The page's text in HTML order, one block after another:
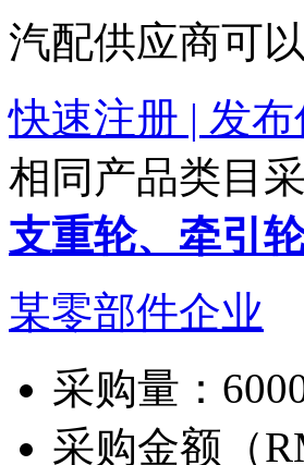
汽配供应商可
快速注册 | 发布
相同产品类目
支重轮、牵引
某零部件企业
采购量：
采购金额（